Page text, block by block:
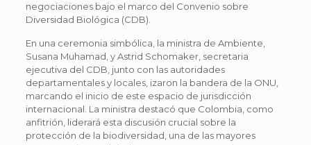
negociaciones bajo el marco del Convenio sobre
Diversidad Biológica (CDB).
En una ceremonia simbólica, la ministra de Ambiente,
Susana Muhamad, y Astrid Schomaker, secretaria
ejecutiva del CDB, junto con las autoridades
departamentales y locales, izaron la bandera de la ONU,
marcando el inicio de este espacio de jurisdicción
internacional. La ministra destacó que Colombia, como
anfitrión, liderará esta discusión crucial sobre la
protección de la biodiversidad, una de las mayores